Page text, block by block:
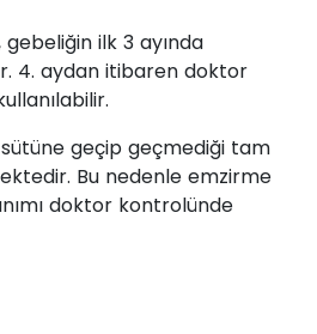
gebeliğin ilk 3 ayında
4. aydan itibaren doktor
geçip geçmediği tam
Bu nedenle emzirme
doktor kontrolünde